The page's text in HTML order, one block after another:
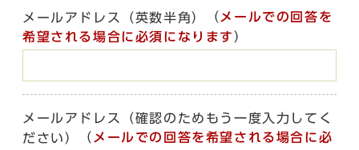
メールアドレス（英数半角） （ メールでの回答を
希望される場合に必須になります ）
メールアドレス（確認のためもう一度入力してく
ださい）
（ メールでの回答を希望される場合に必